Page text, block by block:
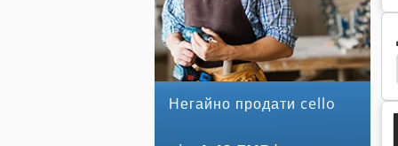
Негайно продати cello
Прокатки Кадру Прокатки Порожнисті